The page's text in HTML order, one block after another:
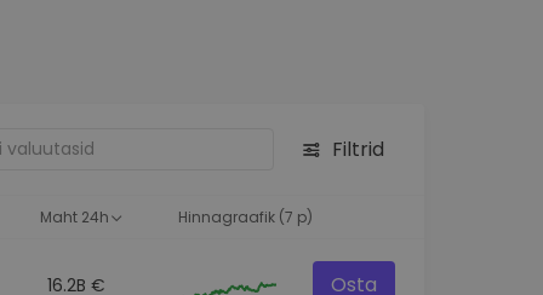
Filtrid
Maht 24h Hinnagraafik (7 p)
16.2B € Osta